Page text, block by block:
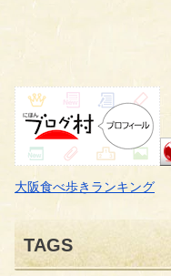
大阪食べ歩きランキング
TAGS